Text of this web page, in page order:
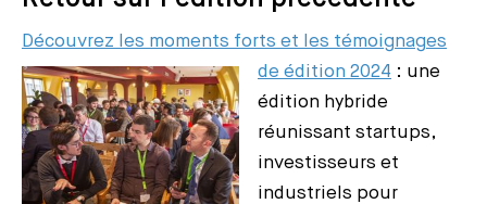
Découvrez les moments forts et les témoignages
de édition 2024 : une
édition hybride
réunissant startups,
investisseurs et
industriels pour